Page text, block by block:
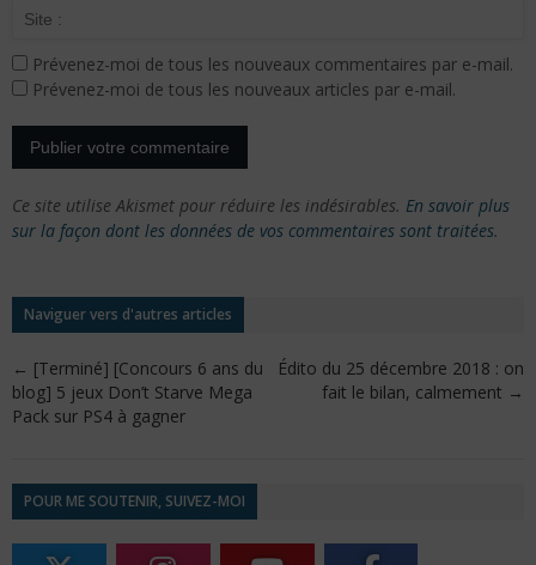
Prévenez-moi de tous les nouveaux commentaires par e-mail.
Prévenez-moi de tous les nouveaux articles par e-mail.
Ce site utilise Akismet pour réduire les indésirables. En savoir plus
sur la façon dont les données de vos commentaires sont traitées.
Naviguer vers d'autres articles
← [Terminé] [Concours 6 ans du
blog] 5 jeux Don’t Starve Mega
Pack sur PS4 à gagner
Édito du 25 décembre 2018 : on
fait le bilan, calmement →
POUR ME SOUTENIR, SUIVEZ-MOI